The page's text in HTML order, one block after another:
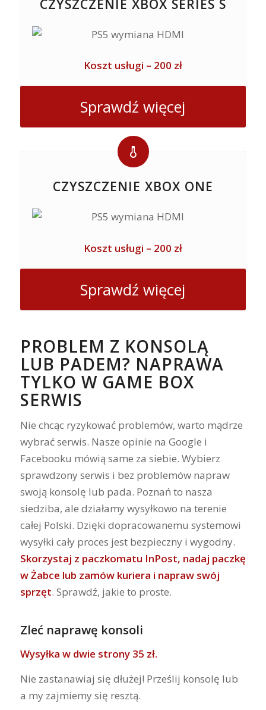
CZYSZCZENIE XBOX SERIES S
Koszt usługi – 200 zł
Sprawdź więcej
CZYSZCZENIE XBOX ONE
Koszt usługi – 200 zł
Sprawdź więcej
PROBLEM Z KONSOLĄ
LUB PADEM? NAPRAWA
TYLKO W GAME BOX
SERWIS
Nie chcąc ryzykować problemów, warto mądrze
wybrać serwis. Nasze opinie na Google i
Facebooku mówią same za siebie. Wybierz
sprawdzony serwis i bez problemów napraw
swoją konsolę lub pada. Poznań to nasza
siedziba, ale działamy wysyłkowo na terenie
całej Polski. Dzięki dopracowanemu systemowi
wysyłki cały proces jest bezpieczny i wygodny.
Skorzystaj z paczkomatu InPost, nadaj paczkę
w Żabce lub zamów kuriera i napraw swój
sprzęt. Sprawdź, jakie to proste.
Zleć naprawę konsoli
Wysyłka w dwie strony 35 zł.
Nie zastanawiaj się dłużej! Prześlij konsolę lub
a my zajmiemy się resztą.